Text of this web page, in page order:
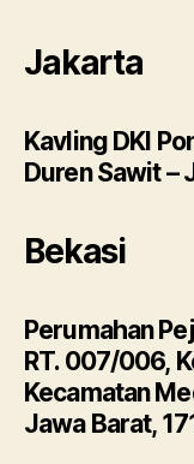
Jakarta
Kavling DKI
Duren Sawit –
Bekasi
Perumahan
RT. 007/006,
Kecamatan
Jawa Barat,